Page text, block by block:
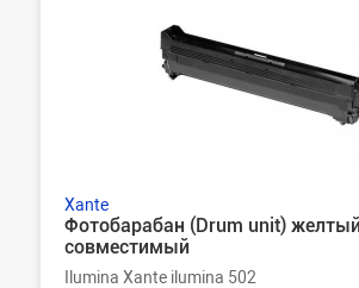
Xante
Фотобарабан (Drum unit)
совместимый
Ilumina Xante ilumina 502